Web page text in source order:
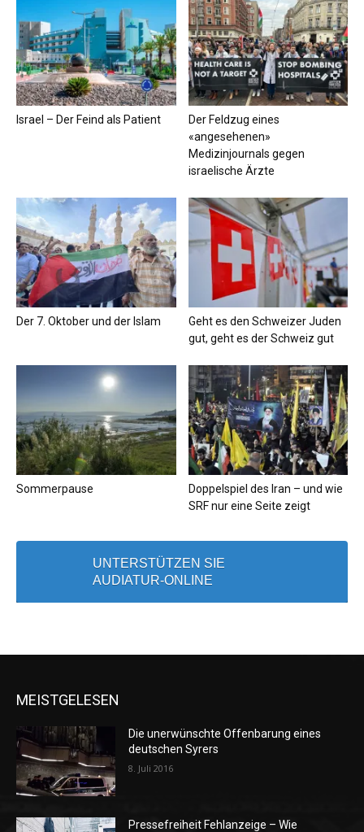
Israel – Der Feind als Patient
Der Feldzug eines
«angesehenen»
Medizinjournals gegen
israelische Ärzte
Der 7. Oktober und der Islam
Geht es den Schweizer Juden
gut, geht es der Schweiz gut
Sommerpause
Doppelspiel des Iran – und wie
SRF nur eine Seite zeigt
UNTERSTÜTZEN SIE
AUDIATUR-ONLINE
MEISTGELESEN
Die unerwünschte Offenbarung eines
deutschen Syrers
8. Juli 2016
Pressefreiheit Fehlanzeige – Wie